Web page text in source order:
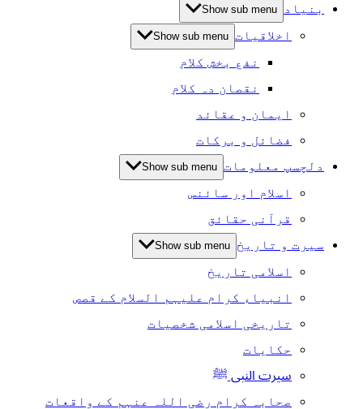
بنیاد Show sub menu
اخلاقیات Show sub menu
نفع بخش کلام
نقصان دہ کلام
ایمان و عقائد
فضائل و برکات
دلچسپ معلومات Show sub menu
اسلام اور سائنس
قرآنی حقائق
سیرت و تاریخ Show sub menu
اسلامی تاریخ
انبیاء کرام علیہم السلام کے قصص
تاریخی اسلامی شخصیات
حکایات
سیرت النبی ﷺ
صحابہ کرام رضی اللہ عنہم کے واقعات